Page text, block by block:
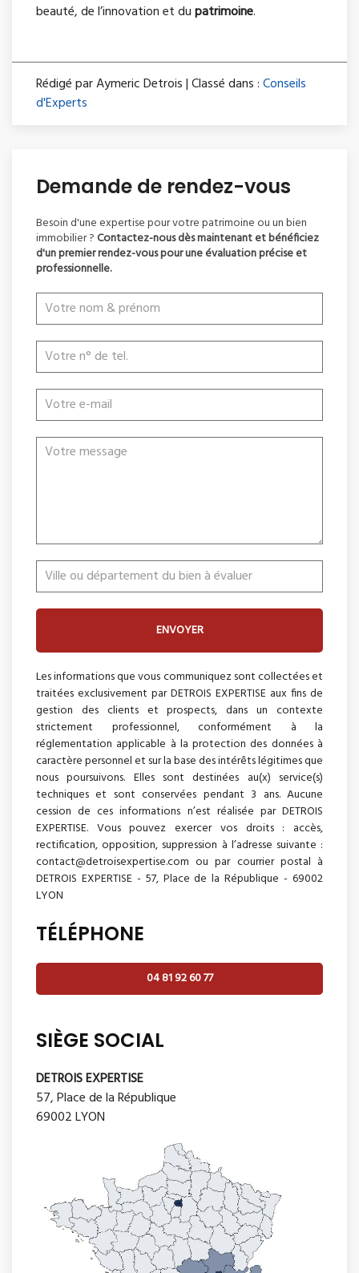
beauté, de l’innovation et dupatrimoine.
Rédigé par Aymeric Detrois | Classé dans :Conseils
d'Experts
Demande de rendez-vous
Besoin d'une expertise pour votre patrimoine ou un bien
immobilier ?Contactez-nous dès maintenant et bénéficiez
d'un premier rendez-vous pour une évaluation précise et
professionnelle.
ENVOYER
Les informations que vous communiquez sont collectées et
traitées exclusivement par DETROIS EXPERTISE aux fins de
gestion des clients et prospects, dans un contexte
strictement professionnel, conformément à la
réglementation applicable à la protection des données à
caractère personnel et sur la base des intérêts légitimes que
nous poursuivons. Elles sont destinées au(x) service(s)
techniques et sont conservées pendant 3 ans. Aucune
cession de ces informations n’est réalisée par DETROIS
EXPERTISE. Vous pouvez exercer vos droits : accès,
rectification, opposition, suppression à l’adresse suivante :
contact@detroisexpertise.com ou par courrier postal à
DETROIS EXPERTISE - 57, Place de la République - 69002
LYON
TÉLÉPHONE
04 81 92 60 77
SIÈGE SOCIAL
DETROIS EXPERTISE
57, Place de la République
69002 LYON